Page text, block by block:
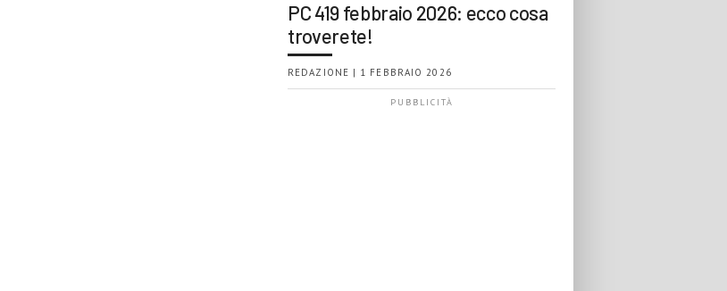
PC 419 febbraio 2026: ecco cosa
troverete!
REDAZIONE | 1 FEBBRAIO 2026